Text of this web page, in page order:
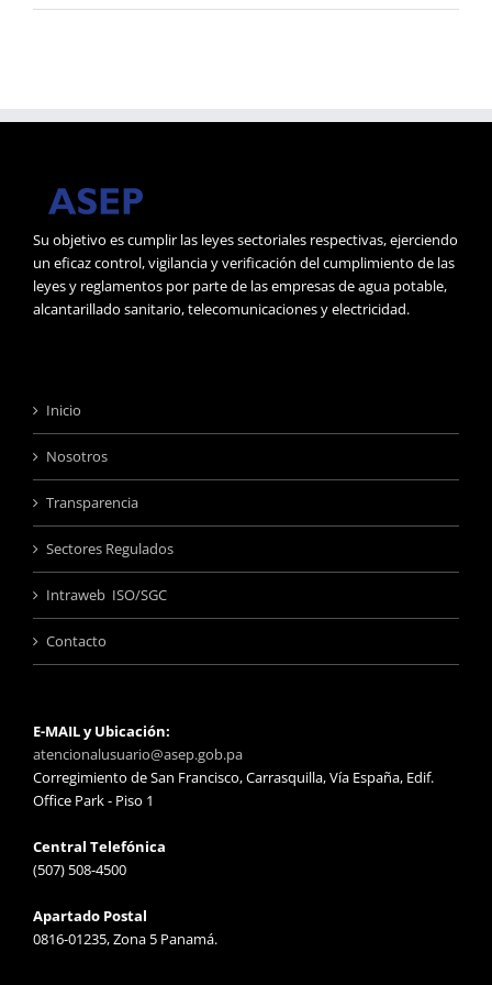
Su objetivo es cumplir las leyes sectoriales respectivas, ejerciendo
un eficaz control, vigilancia y verificación del cumplimiento de las
leyes y reglamentos por parte de las empresas de agua potable,
alcantarillado sanitario, telecomunicaciones y electricidad.
Inicio
Nosotros
Transparencia
Sectores Regulados
Intraweb ISO/SGC
Contacto
E-MAIL y Ubicación:
atencionalusuario@asep.gob.pa
Corregimiento de San Francisco, Carrasquilla, Vía España, Edif.
Office Park - Piso 1
Central Telefónica
(507) 508-4500
Apartado Postal
0816-01235, Zona 5 Panamá.